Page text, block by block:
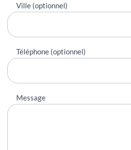
Ville (optionnel)
Téléphone (optionnel)
Message